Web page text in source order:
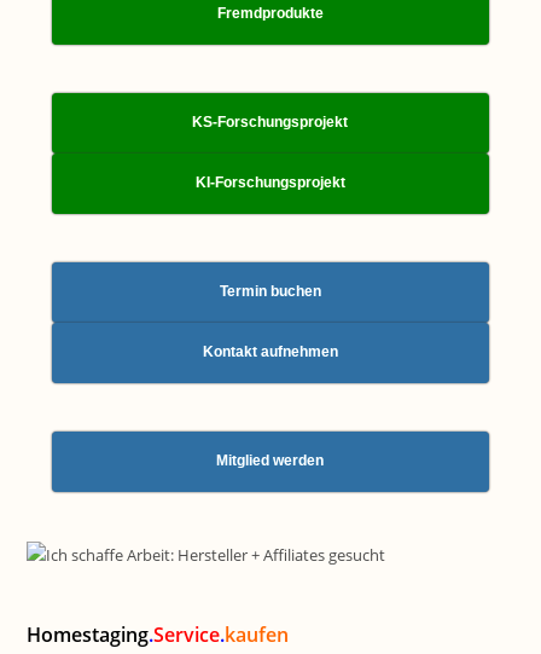
Fremdprodukte
KS-Forschungsprojekt
KI-Forschungsprojekt
Termin buchen
Kontakt aufnehmen
Mitglied werden
Homestaging.Service.kaufen